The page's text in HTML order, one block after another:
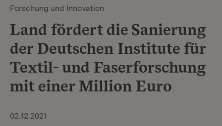
Forschung und Innovation
Land fördert die Sanierung
der Deutschen Institute für
Textil- und Faserforschung
mit einer Million Euro
02.12.2021